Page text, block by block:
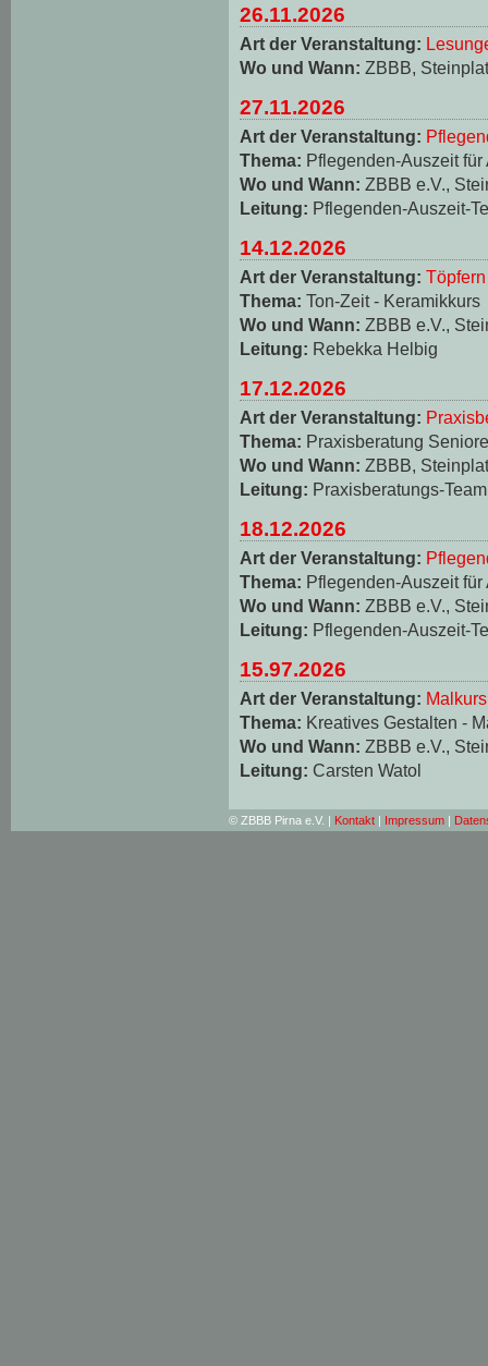
26.11.2026
Art der Veranstaltung:
Wo und Wann: ZBBB,
27.11.2026
Art der Veranstaltung:
Thema: Pflegenden-Auszeit
Wo und Wann: ZBBB e.V.,
Leitung: Pflegenden-Auszeit-
14.12.2026
Art der Veranstaltung: Töpfern
Thema: Ton-Zeit - Keramikkurs
Wo und Wann: ZBBB e.V.,
Leitung: Rebekka Helbig
17.12.2026
Art der Veranstaltung:
Thema: Praxisberatung
Wo und Wann: ZBBB,
Leitung: Praxisberatungs-Team
18.12.2026
Art der Veranstaltung:
Thema: Pflegenden-Auszeit
Wo und Wann: ZBBB e.V.,
Leitung: Pflegenden-Auszeit-
15.97.2026
Art der Veranstaltung: Malkurs
Thema: Kreatives Gestalten -
Wo und Wann: ZBBB e.V.,
Leitung: Carsten Watol
© ZBBB Pirna e.V. | Kontakt | Impressum |